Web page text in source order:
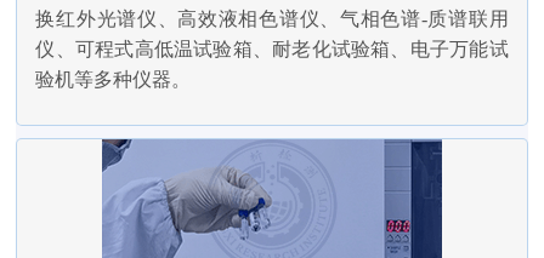
换红外光谱仪、高效液相色谱仪、气相色谱-质谱联用
仪、可程式高低温试验箱、耐老化试验箱、电子万能试
验机等多种仪器。